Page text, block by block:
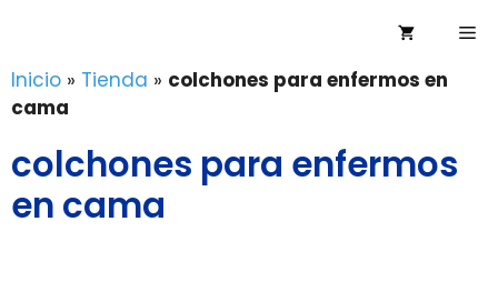
contenido
Inicio » Tienda » colchones para enfermos en
cama
colchones para enfermos
en cama